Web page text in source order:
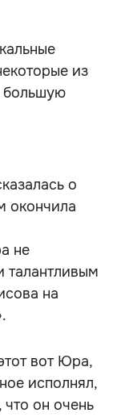
из
большую
о
окончила
не
талантливым
на
вот Юра,
исполнял,
что он очень